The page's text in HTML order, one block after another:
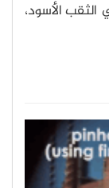
الثقب الأسود،